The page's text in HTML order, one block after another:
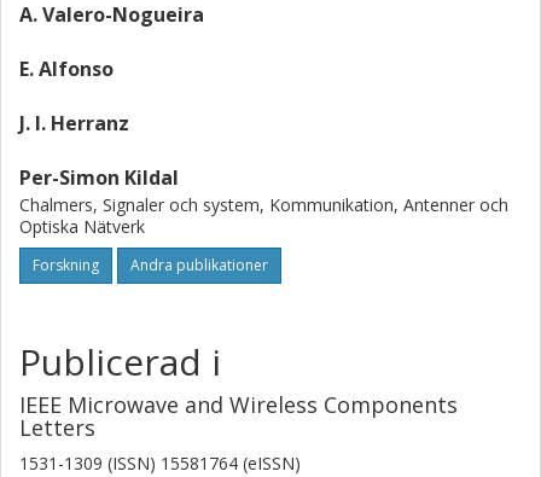
A. Valero-Nogueira
E. Alfonso
J. I. Herranz
Per-Simon Kildal
Chalmers, Signaler och system, Kommunikation, Antenner och
Optiska Nätverk
Forskning Andra publikationer
Publicerad i
IEEE Microwave and Wireless Components
Letters
1531-1309 (ISSN) 15581764 (eISSN)